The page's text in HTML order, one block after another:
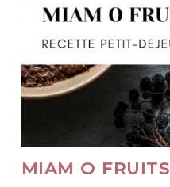
MIAM O FRUITS